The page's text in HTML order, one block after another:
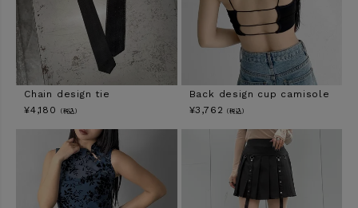
Chain design tie
¥4,180 （税込）
Back design cup camisole
¥3,762 （税込）